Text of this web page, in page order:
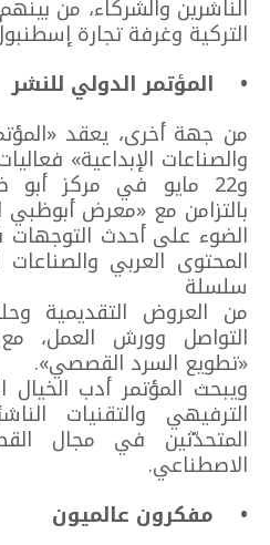
الناشرين والشركاء، من
التركية وغرفة تجارة
• المؤتمر الدولي للنشر
من جهة أخرى، يعقد
و22 مايو في مركز
بالتزامن مع «معرض
الضوء على أحدث
المحتوى العربي والصناعات
سلسلة
من العروض التقديمية
التواصل وورش العمل،
«تطويع السرد القصصي».
ويبحث المؤتمر أدب الخيال
الترفيهي والتقنيات
المتحدّثين في مجال
الاصطناعي.
• مفكرون عالميون